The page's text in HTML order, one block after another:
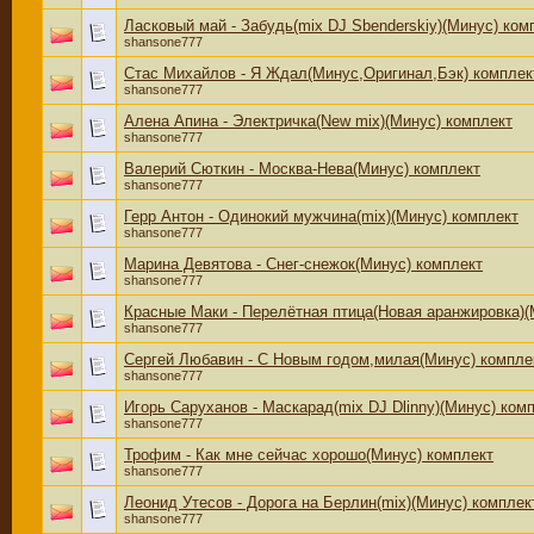
Ласковый май - Забудь(mix DJ Sbenderskiy)(Минус)
shansone777
Стас Михайлов - Я Ждал(Минус,Оригинал,Бэк)
shansone777
Алена Апина - Электричка(New mix)(Минус) комплект
shansone777
Валерий Сюткин - Москва-Нева(Минус) комплект
shansone777
Герр Антон - Одинокий мужчина(mix)(Минус) комплект
shansone777
Марина Девятова - Снег-снежок(Минус) комплект
shansone777
Красные Маки - Перелётная птица(Новая
shansone777
Сергей Любавин - С Новым годом,милая(Минус)
shansone777
Игорь Саруханов - Маскарад(mix DJ Dlinny)(Минус)
shansone777
Трофим - Как мне сейчас хорошо(Минус) комплект
shansone777
Леонид Утесов - Дорога на Берлин(mix)(Минус)
shansone777